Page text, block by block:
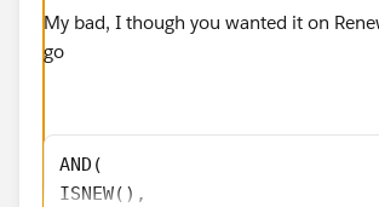
My bad, I though you wanted it on
go
AND(
ISNEW(),